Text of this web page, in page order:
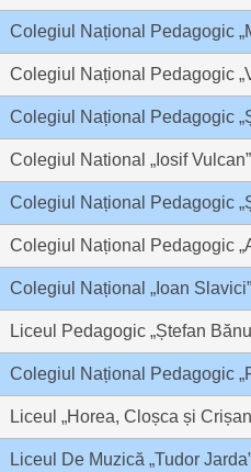
Colegiul Național Pedagogic
Colegiul Național Pedagogic
Colegiul Național Pedagogic
Colegiul National „Iosif
Colegiul Național Pedagogic
Colegiul Național Pedagogic
Colegiul Național „Ioan
Liceul Pedagogic „Ștefan
Colegiul Național Pedagogic
Liceul „Horea, Cloșca și
Liceul De Muzică „Tudor